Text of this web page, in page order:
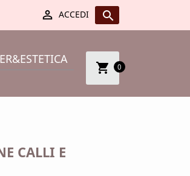
 ACCEDI 
shopping_cart 0
CALLI E